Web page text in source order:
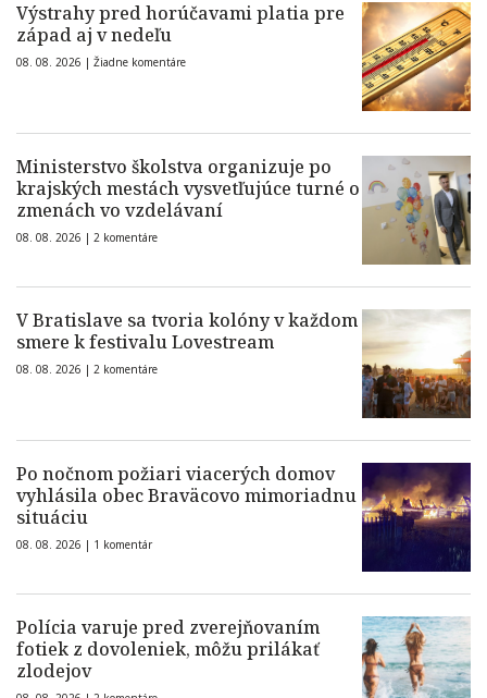
Výstrahy pred horúčavami platia pre
západ aj v nedeľu
08. 08. 2026 | Žiadne komentáre
Ministerstvo školstva organizuje po
krajských mestách vysvetľujúce turné o
zmenách vo vzdelávaní
08. 08. 2026 | 2 komentáre
V Bratislave sa tvoria kolóny v každom
smere k festivalu Lovestream
08. 08. 2026 | 2 komentáre
Po nočnom požiari viacerých domov
vyhlásila obec Braväcovo mimoriadnu
situáciu
08. 08. 2026 | 1 komentár
Polícia varuje pred zverejňovaním
fotiek z dovoleniek, môžu prilákať
zlodejov